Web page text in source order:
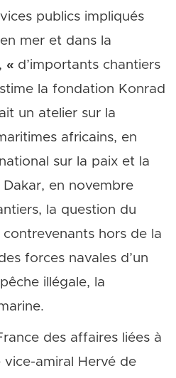
publics impliqués
mer et dans la
« d’importants chantiers
la fondation Konrad
un atelier sur la
africains, en
sur la paix et la
en novembre
la question du
hors de la
forces navales d’un
illégale, la
des affaires liées à
vice-amiral Hervé de